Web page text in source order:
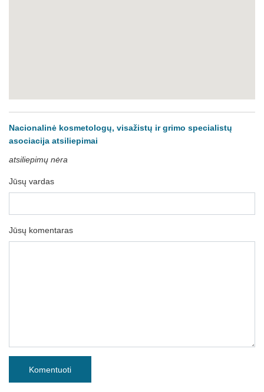
Nacionalinė kosmetologų, visažistų ir grimo specialistų
asociacija atsiliepimai
atsiliepimų nėra
Jūsų vardas
Jūsų komentaras
Komentuoti